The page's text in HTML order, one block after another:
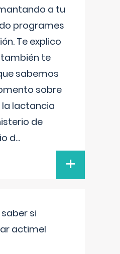
a tu
programes
Te explico
te
sabemos
sobre
la lactancia
de
d...
+
si
actimel